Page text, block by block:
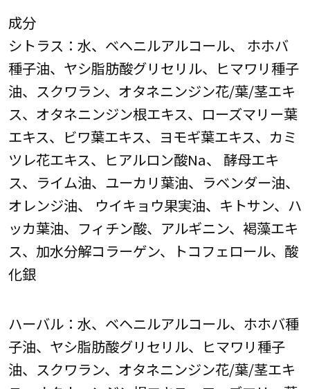
成分
シトラス：水、ベヘニルアルコール、 ホホバ
種子油、ヤシ脂肪酸グリセリル、ヒマワリ種子
油、スクワラン、オタネニンジン花/葉/茎エキ
ス、オタネニンジン根エキス、ローズマリー葉
エキス、ビワ葉エキス、ヨモギ葉エキス、カミ
ツレ花エキス、ヒアルロン酸Na、 酵母エキ
ス、ライム油、ユーカリ葉油、ラベンダー油、
オレンジ油、 ウイキョウ果実油、キトサン、ハ
ッカ葉油、フィチン酸、アルギニン、褐藻エキ
ス、加水分解コラーゲン、トコフェロール、酸
化銀
ハーバル：水、ベヘニルアルコール、ホホバ種
子油、ヤシ脂肪酸グリセリル、ヒマワリ種子
油、スクワラン、オタネニンジン花/葉/茎エキ